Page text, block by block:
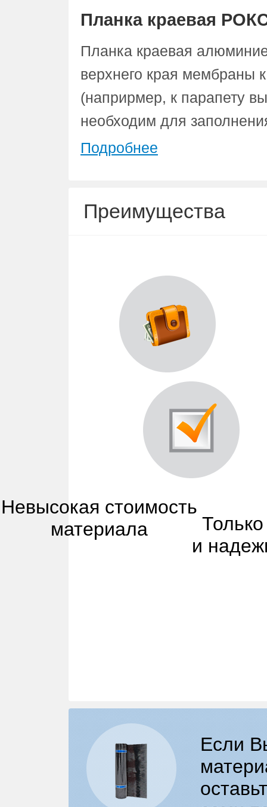
Планка краевая
Планка краевая
верхнего края мембраны
(наприрмер, к парапету
необходим для
Подробнее
Преимущества
Невысокая стоимость
материала
и
Если